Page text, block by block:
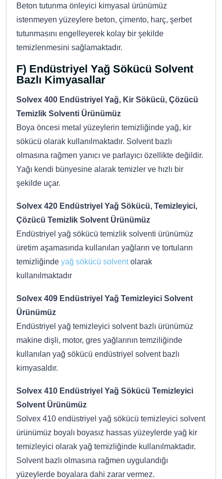
Beton tutunma önleyici kimyasal ürünümüz
istenmeyen yüzeylere beton, çimento, harç, şerbet
tutunmasını engelleyerek kolay bir şekilde
temizlenmesini sağlamaktadır.
F) Endüstriyel Yağ Sökücü Solvent
Bazlı Kimyasallar
Solvex 400 Endüstriyel Yağ, Kir Sökücü, Çözücü
Temizlik Solventi Ürünümüz
Boya öncesi metal yüzeylerin temizliğinde yağ, kir
sökücü olarak kullanılmaktadır. Solvent bazlı
olmasına rağmen yanıcı ve parlayıcı özellikte değildir.
Yağı kendi bünyesine alarak temizler ve hızlı bir
şekilde uçar.
Solvex 420 Endüstriyel Yağ Sökücü, Temizleyici,
Çözücü Temizlik Solvent Ürünümüz
Endüstriyel yağ sökücü temizlik solventi ürünümüz
üretim aşamasında kullanılan yağların ve tortuların
temizliğinde yağ sökücü solventolarak
kullanılmaktadır
Solvex 409 Endüstriyel Yağ Temizleyici Solvent
Ürünümüz
Endüstriyel yağ temizleyici solvent bazlı ürünümüz
makine dişli, motor, gres yağlarının temziliğinde
kullanılan yağ sökücü endüstriyel solvent bazlı
kimyasaldır.
Solvex 410 Endüstriyel Yağ Sökücü Temizleyici
Solvent Ürünümüz
Solvex 410 endüstriyel yağ sökücü temizleyici solvent
ürünümüz boyalı boyasız hassas yüzeylerde yağ kir
temizleyici olarak yağ temizliğinde kullanılmaktadır.
Solvent bazlı olmasına rağmen uygulandığı
yüzeylerde boyalara dahi zarar vermez.